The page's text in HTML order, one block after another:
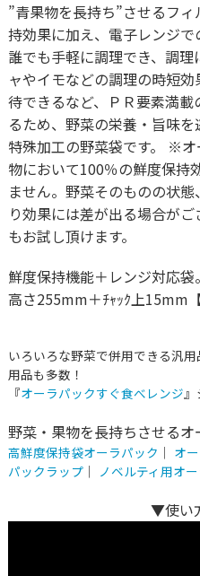
”青果物を長持ち”させるフ
持効果に加え、電子レンジで
誰でも手軽に調理でき、調
ャやイモなどの調理の時短
待できるなど、ＰＲ要素満
るため、野菜の栄養・旨味
特殊加工の野菜袋です。 ※
物において100％の鮮度保持
ません。野菜そのものの状
り効果には差が出る場合が
もお試し頂けます。
鮮度保持機能＋レンジ対応
高さ255mm＋ﾁｬｯｸ上15mm
いろいろな野菜で併用できる汎
用品も多数！
『オーラパックすぐ食べレンジ』
野菜・果物を長持ちさせる
高鮮度保持袋オーラパック ｜ オ
パックラップ｜ ノベルティ用オ
▼使い